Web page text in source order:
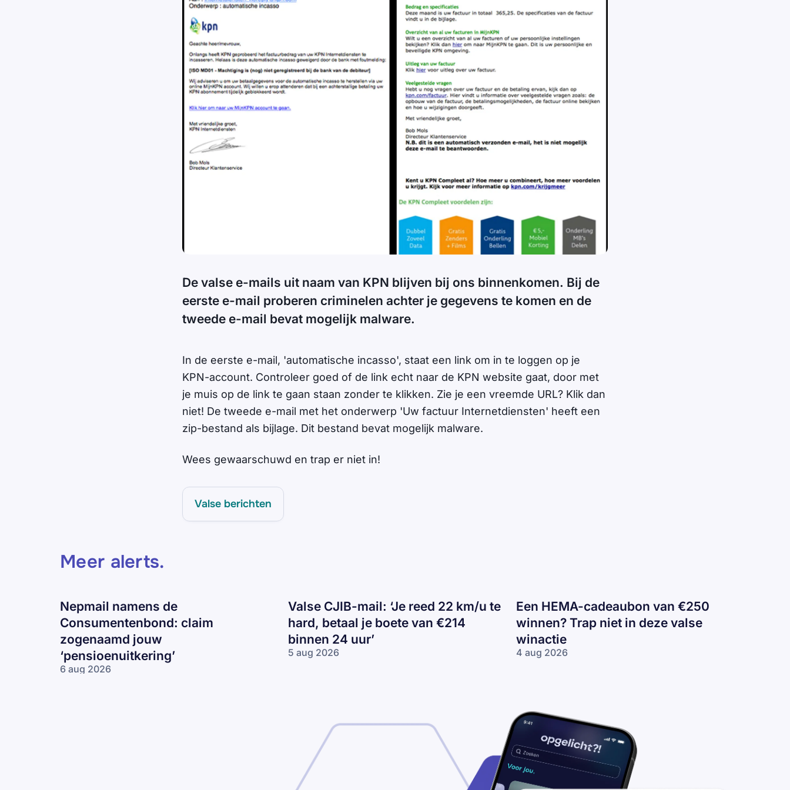
De valse e-mails uit naam van KPN blijven bij ons binnenkomen. Bij de
eerste e-mail proberen criminelen achter je gegevens te komen en de
tweede e-mail bevat mogelijk malware.
In de eerste e-mail, 'automatische incasso', staat een link om in te loggen op je
KPN-account. Controleer goed of de link echt naar de KPN website gaat, door met
je muis op de link te gaan staan zonder te klikken. Zie je een vreemde URL? Klik dan
niet! De tweede e-mail met het onderwerp 'Uw factuur Internetdiensten' heeft een
zip-bestand als bijlage. Dit bestand bevat mogelijk malware.
Wees gewaarschuwd en trap er niet in!
Valse berichten
Meer alerts.
Nepmail namens de
Consumentenbond: claim
zogenaamd jouw
‘pensioenuitkering’
6 aug 2026
Valse CJIB-mail: ‘Je reed 22 km/u te
hard, betaal je boete van €214
binnen 24 uur’
5 aug 2026
betaal
Een HEMA-cadeaubon van €250
winnen? Trap niet in deze valse
winactie
4 aug 2026
winnen?
Trap niet in
deze valse
winactie